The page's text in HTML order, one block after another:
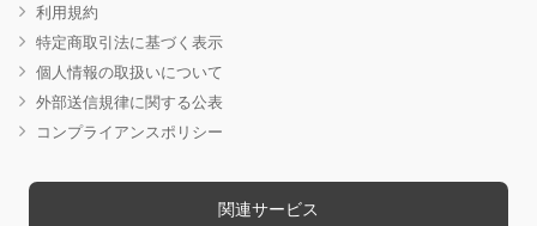
利用規約
特定商取引法に基づく表示
個人情報の取扱いについて
外部送信規律に関する公表
コンプライアンスポリシー
関連サービス